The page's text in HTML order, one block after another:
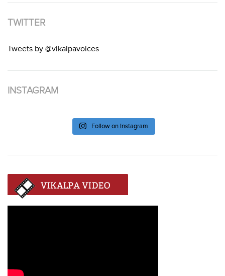
TWITTER
Tweets by @vikalpavoices
INSTAGRAM
Follow on Instagram